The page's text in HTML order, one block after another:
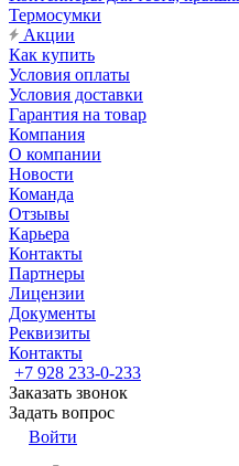
Термосумки
Акции
Как купить
Условия оплаты
Условия доставки
Гарантия на товар
Компания
О компании
Новости
Команда
Отзывы
Карьера
Контакты
Партнеры
Лицензии
Документы
Реквизиты
Контакты
+7 928 233-0-233
Заказать звонок
Задать вопрос
Войти